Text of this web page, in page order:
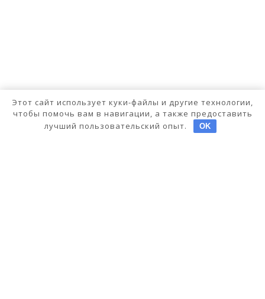
Этот сайт использует куки-файлы и другие технологии,
чтобы помочь вам в навигации, а также предоставить
лучший пользовательский опыт.
OK